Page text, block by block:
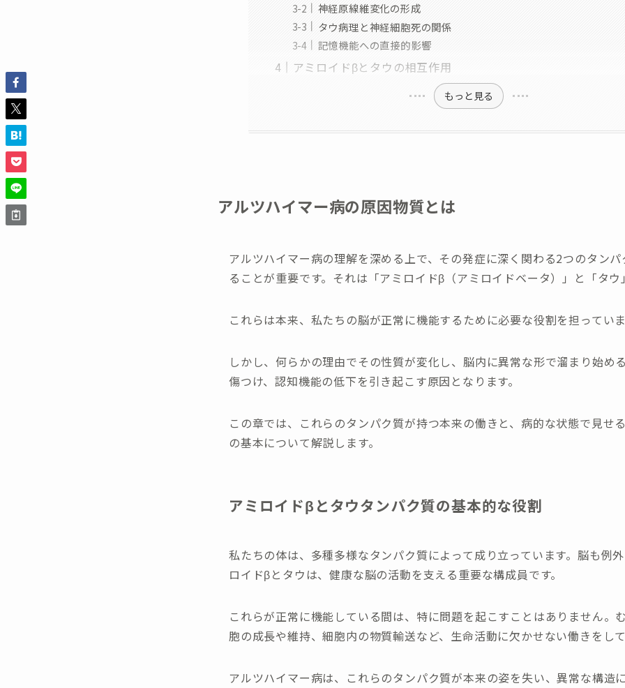
神経原線維変化の形成
タウ病理と神経細胞死の関係
記憶機能への直接的影響
アミロイドβとタウの相互作用
もっと見る
アルツハイマー病の原因物質とは
アルツハイマー病の理解を深める上で、その発症に深く関わる2つのタン
ることが重要です。それは「アミロイドβ（アミロイドベータ）」と「タウ
これらは本来、私たちの脳が正常に機能するために必要な役割を担ってい
しかし、何らかの理由でその性質が変化し、脳内に異常な形で溜まり始め
傷つけ、認知機能の低下を引き起こす原因となります。
この章では、これらのタンパク質が持つ本来の働きと、病的な状態で見せ
の基本について解説します。
アミロイドβとタウタンパク質の基本的な役割
私たちの体は、多種多様なタンパク質によって成り立っています。脳も例
ロイドβとタウは、健康な脳の活動を支える重要な構成員です。
これらが正常に機能している間は、特に問題を起こすことはありません。
胞の成長や維持、細胞内の物質輸送など、生命活動に欠かせない働きをし
アルツハイマー病は、これらのタンパク質が本来の姿を失い、異常な構造